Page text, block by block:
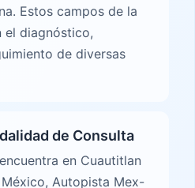
Estos campos de la
el diagnóstico,
de diversas
de Consulta
en Cuautitlan
Autopista Mex-